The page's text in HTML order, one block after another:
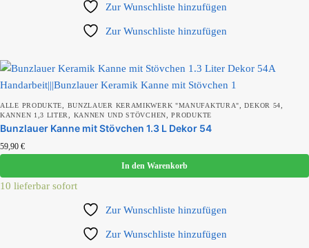
Zur Wunschliste hinzufügen
Zur Wunschliste hinzufügen
ALLE PRODUKTE BUNZLAUER KERAMIKWERK "MANUFAKTURA" ,DEKOR 54
KANNEN 1,3 LITER KANNEN UND STÖVCHEN ,PRODUKTE
Bunzlauer Kanne mit Stövchen 1.3 L Dekor 54
59,90 €
In den Warenkorb
10 lieferbar sofort
Zur Wunschliste hinzufügen
Zur Wunschliste hinzufügen